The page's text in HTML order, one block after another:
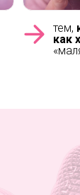
тем,
как